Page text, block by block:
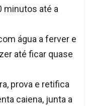
minutos até a
água a ferver e
até ficar quase
prova e retifica
caiena, junta a